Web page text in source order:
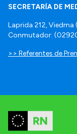
SECRETARÍA DE
Laprida 212,
Conmutador:
>> Referentes de